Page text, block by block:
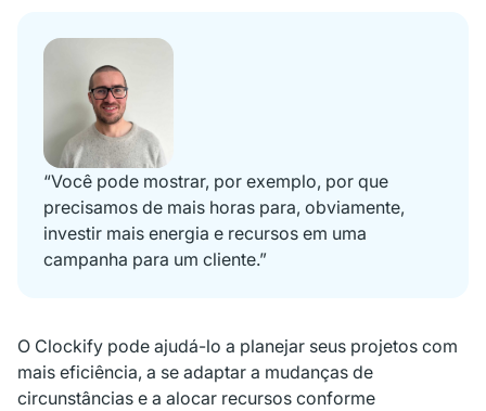
“Você pode mostrar, por exemplo, por que
precisamos de mais horas para, obviamente,
investir mais energia e recursos em uma
campanha para um cliente.”
O Clockify pode ajudá-lo a planejar seus projetos com
mais eficiência, a se adaptar a mudanças de
circunstâncias e a alocar recursos conforme